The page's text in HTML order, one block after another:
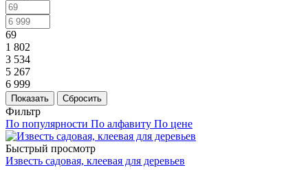
69
1 802
3 534
5 267
6 999
Показать Сбросить
Фильтр
По популярности По алфавиту По цене
Быстрый просмотр
Известь садовая, клеевая для деревьев